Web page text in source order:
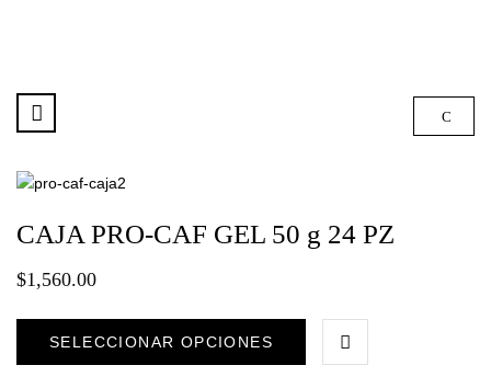
CAJA PRO-CAF GEL 50 g 24 PZ
$1,560.00
SELECCIONAR OPCIONES